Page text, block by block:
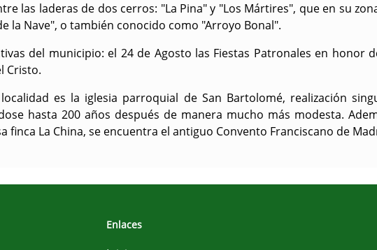
las laderas de dos cerros: "La Pina" y "Los Mártires", que en su
la Nave", o también conocido como "Arroyo Bonal".
del municipio: el 24 de Agosto las Fiestas Patronales en honor
Cristo.
es la iglesia parroquial de San Bartolomé, realización
hasta 200 años después de manera mucho más modesta.
finca La China, se encuentra el antiguo Convento Franciscano de
Enlaces